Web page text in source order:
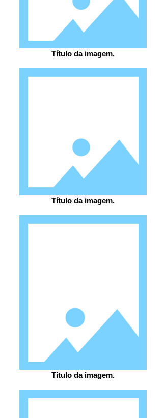
Título da imagem.
Título da imagem.
Título da imagem.